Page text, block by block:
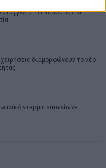
Η Ελλάδα πάντα
διαμορφώνουν το νέο
ντέρμπι «αιωνίων»